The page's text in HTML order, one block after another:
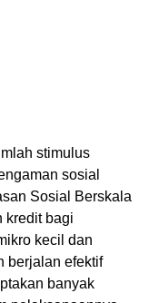
stimulus
sosial
Sosial Berskala
kredit bagi
kecil dan
berjalan efektif
banyak